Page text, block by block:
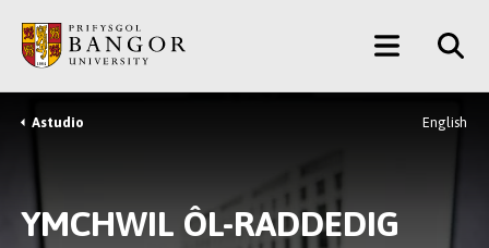
Prif
Gynnwys
Main
Menu
Breadcrumb
Astudio English
YMCHWIL ÔL-RADDEDIG